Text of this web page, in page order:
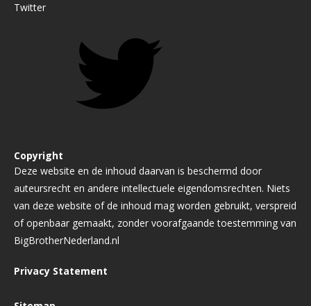
Twitter
Copyright
Deze website en de inhoud daarvan is beschermd door
auteursrecht en andere intellectuele eigendomsrechten. Niets
van deze website of de inhoud mag worden gebruikt, verspreid
of openbaar gemaakt, zonder voorafgaande toestemming van
BigBrotherNederland.nl
Privacy Statement